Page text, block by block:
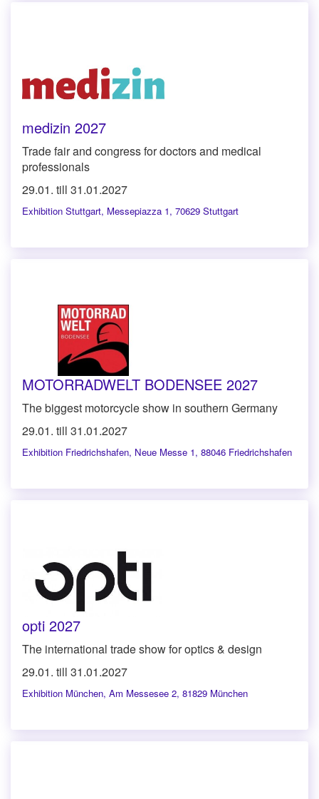
medizin 2027
Trade fair and congress for doctors and medical
professionals
29.01. till 31.01.2027
Exhibition Stuttgart, Messepiazza 1, 70629 Stuttgart
MOTORRADWELT BODENSEE 2027
The biggest motorcycle show in southern Germany
29.01. till 31.01.2027
Exhibition Friedrichshafen, Neue Messe 1, 88046 Friedrichshafen
opti 2027
The international trade show for optics & design
29.01. till 31.01.2027
Exhibition München, Am Messesee 2, 81829 München